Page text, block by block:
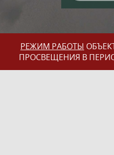
РЕЖИМ РАБОТЫ
ПРОСВЕЩЕНИЯ В